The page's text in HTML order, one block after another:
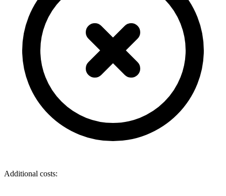
Additional costs: